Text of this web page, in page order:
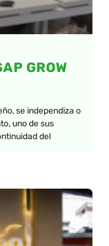
GROW
se independiza o
uno de sus
del